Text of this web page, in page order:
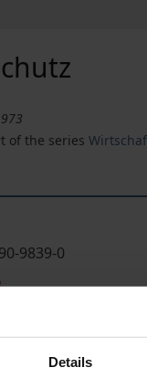
Details
of the series
9839-0
Add to Cart